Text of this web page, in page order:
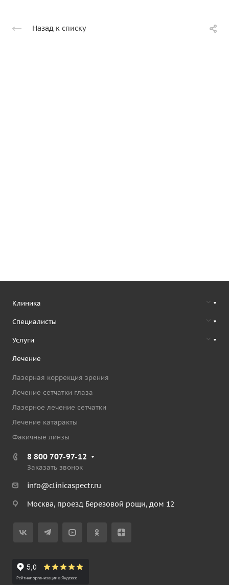
Назад к списку
Клиника
Специалисты
Услуги
Лечение
Лазерная коррекция зрения
Лечение сетчатки глаза
Лазерное лечение сетчатки
Лечение катаракты
Факичные линзы
8 800 707-97-12
Заказать звонок
info@clinicaspectr.ru
Москва, проезд Березовой рощи, дом 12